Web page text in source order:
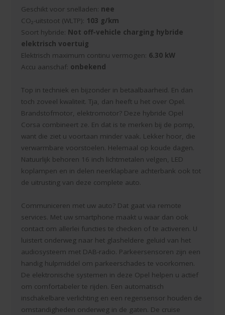
Geschikt voor snelladen: nee
CO₂-uitstoot (WLTP): 103 g/km
Soort hybride: Not off-vehicle charging hybride
elektrisch voertuig
Elektrisch maximum continu vermogen: 6.30 kW
Accu aanschaf: onbekend
Top in techniek en bijzonder in betaalbaarheid. En dan
toch zoveel kwaliteit. Tja, dan heeft u het over Opel.
Brandstofmotor, elektromotor? Deze hybride Opel
Corsa combineert ze. En dat is te merken bij de pomp,
want die ziet u voortaan minder vaak. Lekker hoor, die
verwarmbare voorstoelen. Helemaal op koude dagen.
Natuurlijk behoren 16 inch lichtmetalen velgen, LED
koplampen en in delen neerklapbare achterbank ook tot
de uitrusting van deze complete auto.
Communiceren met uw auto? Dat gaat via remote
services. Met uw smartphone maakt u waar dan ook
contact om allerlei functies te checken of te activeren. U
luistert onderweg naar het glasheldere geluid van het
audiosysteem met DAB-radio. Parkeersensoren zijn een
handig hulpmiddel om parkeerschades te voorkomen.
De elektronische systemen in deze Opel helpen u actief
om comfortabeler te rijden. Een automatisch
inschakelbare verlichting en een regensensor houden de
omstandigheden onderweg in de gaten. De cruise